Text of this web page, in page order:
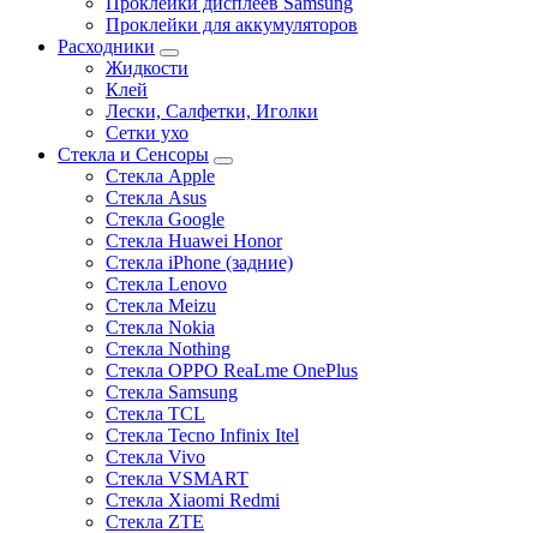
Проклейки для аккумуляторов
Расходники
Жидкости
Клей
Лески, Салфетки, Иголки
Сетки ухо
Стекла и Сенсоры
Стекла Apple
Стекла Asus
Стекла Google
Стекла Huawei Honor
Стекла iPhone (задние)
Стекла Lenovo
Стекла Meizu
Стекла Nokia
Стекла Nothing
Стекла OPPO ReaLme OnePlus
Стекла Samsung
Стекла TCL
Стекла Tecno Infinix Itel
Стекла Vivo
Стекла VSMART
Стекла Xiaomi Redmi
Стекла ZTE